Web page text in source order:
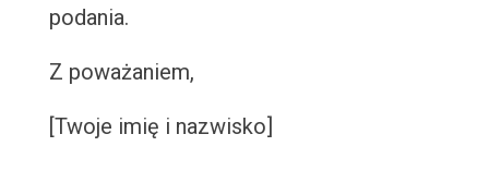
podania.
Z poważaniem,
[Twoje imię i nazwisko]